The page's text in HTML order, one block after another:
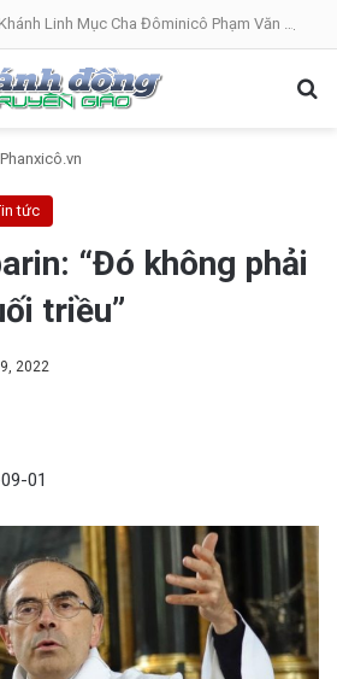
Lễ Tạ Ơn Mừng Kim Khánh Linh Mục Cha Đôminicô Phạm Văn Khâm tại Nhà Thờ Bắc Hòa Giáo Phận Mỹ Tho . 07.08.2026
tức
“Đó không phải
triều”
2022
01